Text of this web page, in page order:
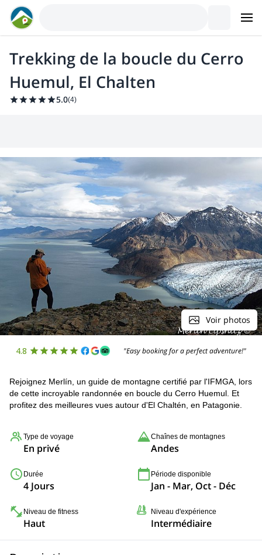
Trekking de la boucle du Cerro
Huemul, El Chalten
5.0(4)
Voir photos
4.8 "Easy booking for a perfect adventure!"
Rejoignez Merlín, un guide de montagne certifié par l'IFMGA, lors
de cette incroyable randonnée en boucle du Cerro Huemul. Et
profitez des meilleures vues autour d'El Chaltén, en Patagonie.
Type de voyage
En privé
Chaînes de montagnes
Andes
Durée
4 Jours
Période disponible
Jan - Mar, Oct - Déc
Niveau de fitness
Haut
Niveau d'expérience
Intermédiaire